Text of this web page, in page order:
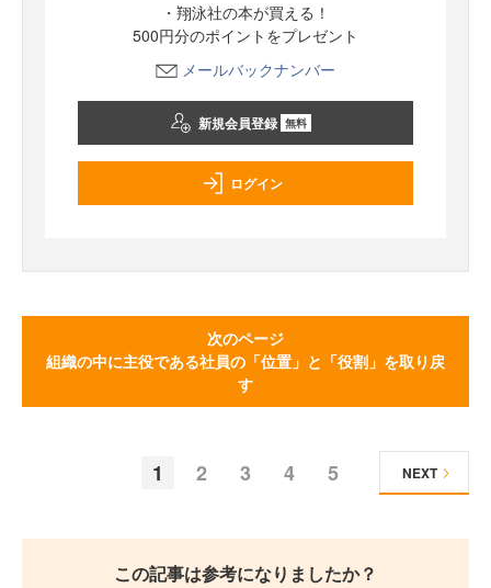
・翔泳社の本が買える！
500円分のポイントをプレゼント
メールバックナンバー
新規会員登録 無料
ログイン
次のページ
組織の中に主役である社員の「位置」と「役割」を取り戻
す
1 2 3 4 5 NEXT
この記事は参考になりましたか？